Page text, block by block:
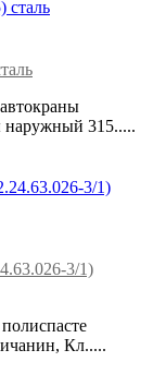
наружный 315.....
3/1)
Кл.....